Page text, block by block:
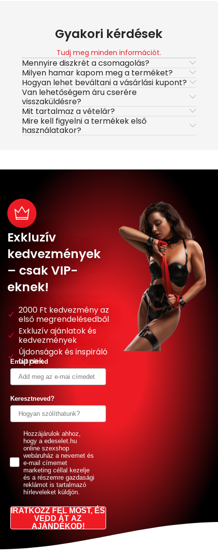
Gyakori kérdések
Tudj meg minden információt.
Mennyire diszkrét a csomagolás?
Milyen hamar kapom meg a terméket?
Hogyan lehet beváltani a vásárlási kupont?
Van lehetőségem áru cserére
visszaküldésre?
Mit tartalmaz a vételár?
Mire kell figyelni a termékek első
használatakor?
Exkluzív
kedvezmények
– csak VIP-
eknek!
2000 Ft kedvezmény az
első megrendelésedből
Exkluzív ajánlatok és
kedvezmények
Újdonságok és inspiráló
tippek
Email címed
Keresztneved?
GDPRHozzájárulok ahhoz,
hogy a edeselet.hu
online szexshop
webáruház a nevemet és
e-mail címemet
marketing céllal kezelje
és a részemre gazdasági
reklámot is tartalmazó
hírleveleket küldjön.
IRATKOZZ FEL MOST, ÉS
VEDD ÁT AZ
AJÁNDÉKOD!